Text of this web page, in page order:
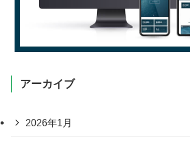
アーカイブ
2026年1月